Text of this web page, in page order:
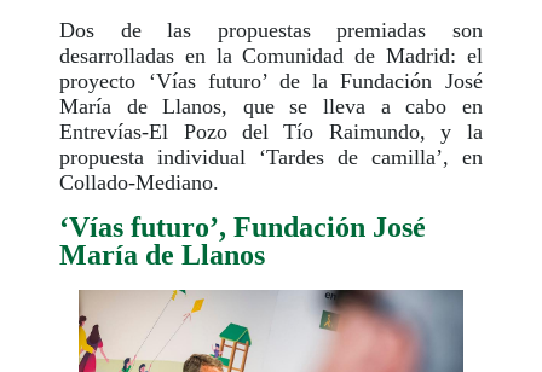
Dos de las propuestas premiadas son
desarrolladas en la Comunidad de Madrid: el
proyecto ‘Vías futuro’ de la Fundación José
María de Llanos, que se lleva a cabo en
Entrevías-El Pozo del Tío Raimundo, y la
propuesta individual ‘Tardes de camilla’, en
Collado-Mediano.
‘Vías futuro’, Fundación José
María de Llanos